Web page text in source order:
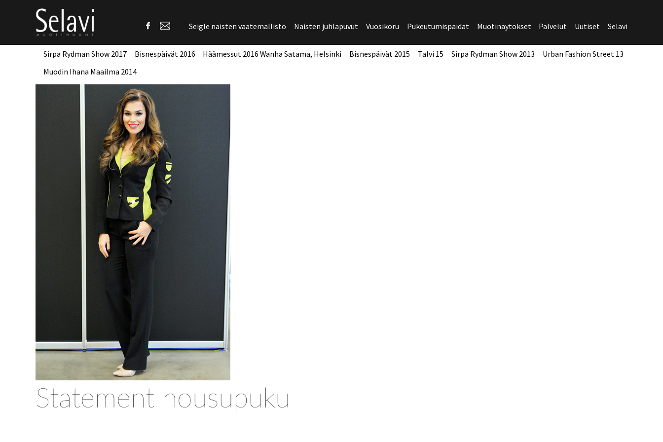
Seigle naisten vaatemallisto Naisten juhlapuvut Vuosikoru Pukeutumispaidat Muotinäytökset Palvelut Uutiset Selavi
Sirpa Rydman Show 2017 Bisnespäivät 2016 Häämessut 2016 Wanha Satama, Helsinki Bisnespäivät 2015 Talvi 15 Sirpa Rydman Show 2013
Urban Fashion Street 13
Muodin Ihana Maailma 2014
Statement housupuku